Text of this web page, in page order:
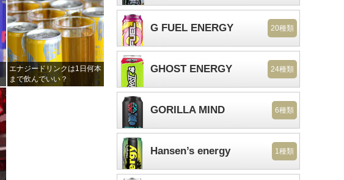
エナジードリンクは1日何本
まで飲んでいい？
G FUEL ENERGY 20種類
GHOST ENERGY 24種類
GORILLA MIND 6種類
Hansen’s energy 1種類